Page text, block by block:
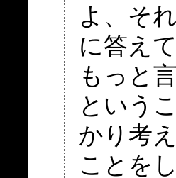
よ、そ
に答え
もっと
という
かり考
ことを